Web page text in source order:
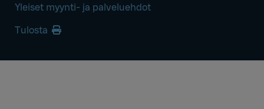
Yleiset myynti- ja palveluehdot
Tulosta